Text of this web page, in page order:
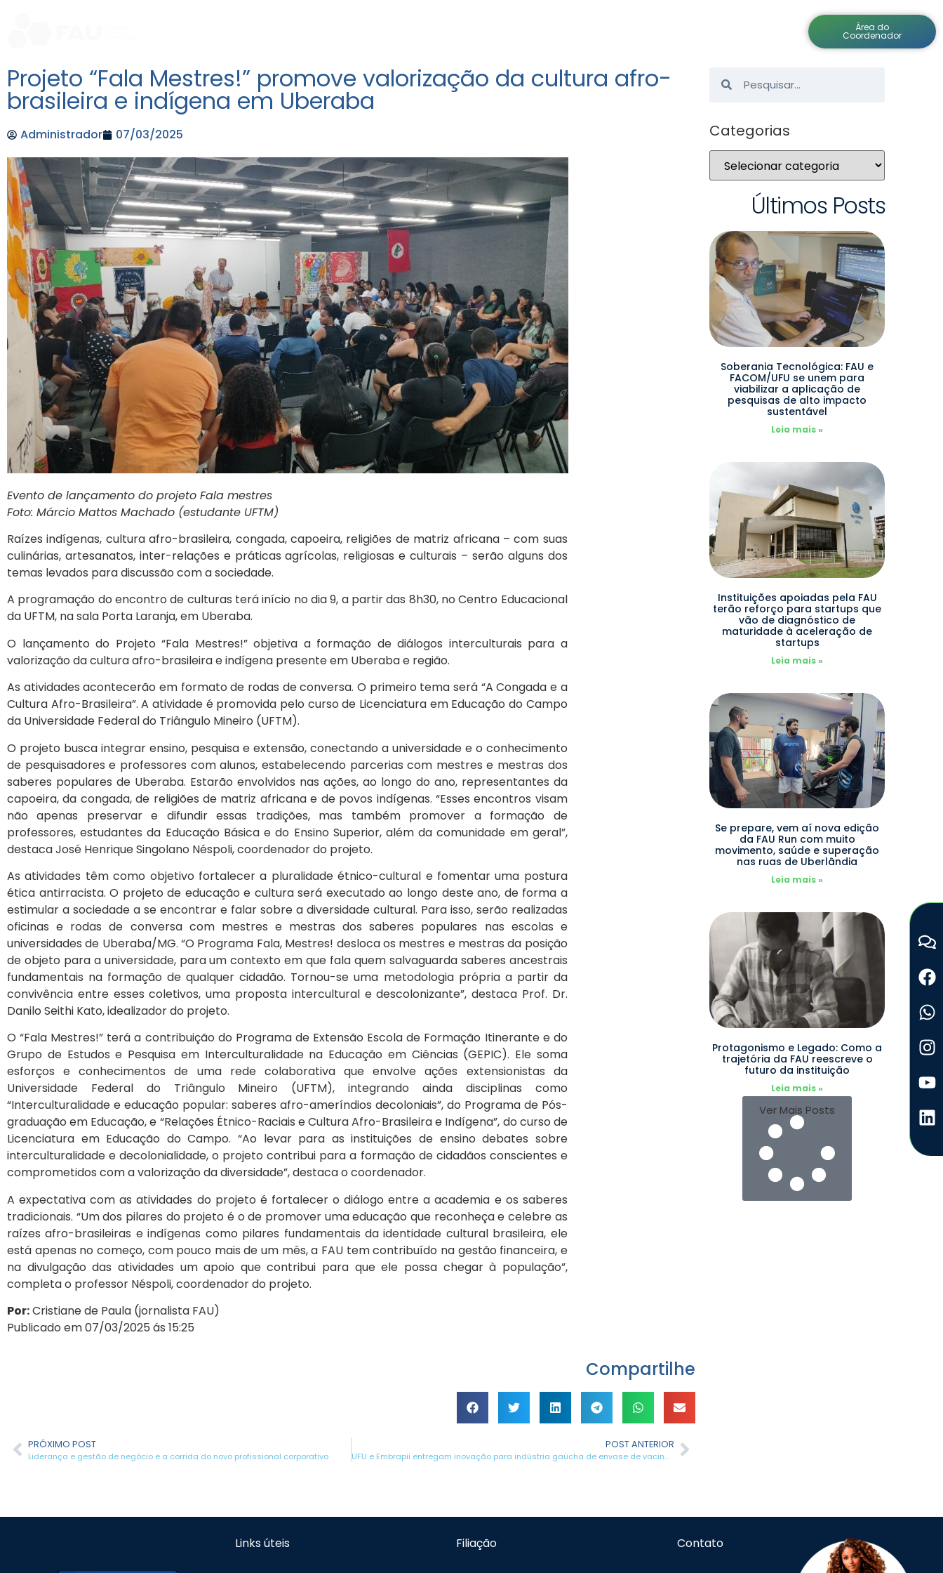
Área do
Coordenador
Projeto “Fala Mestres!” promove valorização da cultura afro-
brasileira e indígena em Uberaba
Administrador 07/03/2025
Evento de lançamento do projeto Fala mestres
Foto: Márcio Mattos Machado (estudante UFTM)
Raízes indígenas, cultura afro-brasileira, congada, capoeira, religiões de matriz africana – com suas
culinárias, artesanatos, inter-relações e práticas agrícolas, religiosas e culturais – serão alguns dos
temas levados para discussão com a sociedade.
A programação do encontro de culturas terá início no dia 9, a partir das 8h30, no Centro Educacional
da UFTM, na sala Porta Laranja, em Uberaba.
O lançamento do Projeto “Fala Mestres!” objetiva a formação de diálogos interculturais para a
valorização da cultura afro-brasileira e indígena presente em Uberaba e região.
As atividades acontecerão em formato de rodas de conversa. O primeiro tema será “A Congada e a
Cultura Afro-Brasileira”. A atividade é promovida pelo curso de Licenciatura em Educação do Campo
da Universidade Federal do Triângulo Mineiro (UFTM).
O projeto busca integrar ensino, pesquisa e extensão, conectando a universidade e o conhecimento
de pesquisadores e professores com alunos, estabelecendo parcerias com mestres e mestras dos
saberes populares de Uberaba. Estarão envolvidos nas ações, ao longo do ano, representantes da
capoeira, da congada, de religiões de matriz africana e de povos indígenas. “Esses encontros visam
não apenas preservar e difundir essas tradições, mas também promover a formação de
professores, estudantes da Educação Básica e do Ensino Superior, além da comunidade em geral”,
destaca José Henrique Singolano Néspoli, coordenador do projeto.
As atividades têm como objetivo fortalecer a pluralidade étnico-cultural e fomentar uma postura
ética antirracista. O projeto de educação e cultura será executado ao longo deste ano, de forma a
estimular a sociedade a se encontrar e falar sobre a diversidade cultural. Para isso, serão realizadas
oficinas e rodas de conversa com mestres e mestras dos saberes populares nas escolas e
universidades de Uberaba/MG. “O Programa Fala, Mestres! desloca os mestres e mestras da posição
de objeto para a universidade, para um contexto em que fala quem salvaguarda saberes ancestrais
fundamentais na formação de qualquer cidadão. Tornou-se uma metodologia própria a partir da
convivência entre esses coletivos, uma proposta intercultural e descolonizante”, destaca Prof. Dr.
Danilo Seithi Kato, idealizador do projeto.
O “Fala Mestres!” terá a contribuição do Programa de Extensão Escola de Formação Itinerante e do
Grupo de Estudos e Pesquisa em Interculturalidade na Educação em Ciências (GEPIC). Ele soma
esforços e conhecimentos de uma rede colaborativa que envolve ações extensionistas da
Universidade Federal do Triângulo Mineiro (UFTM), integrando ainda disciplinas como
“Interculturalidade e educação popular: saberes afro-ameríndios decoloniais”, do Programa de Pós-
graduação em Educação, e “Relações Étnico-Raciais e Cultura Afro-Brasileira e Indígena”, do curso de
Licenciatura em Educação do Campo. “Ao levar para as instituições de ensino debates sobre
interculturalidade e decolonialidade, o projeto contribui para a formação de cidadãos conscientes e
comprometidos com a valorização da diversidade”, destaca o coordenador.
A expectativa com as atividades do projeto é fortalecer o diálogo entre a academia e os saberes
tradicionais. “Um dos pilares do projeto é o de promover uma educação que reconheça e celebre as
raízes afro-brasileiras e indígenas como pilares fundamentais da identidade cultural brasileira, ele
está apenas no começo, com pouco mais de um mês, a FAU tem contribuído na gestão financeira, e
na divulgação das atividades um apoio que contribui para que ele possa chegar à população”,
completa o professor Néspoli, coordenador do projeto.
Por:Cristiane de Paula (jornalista FAU)
Publicado em 07/03/2025 ás 15:25
Compartilhe
PRÓXIMO POST
Liderança e gestão de negócio e a corrida do novo profissional corporativo
POST ANTERIOR
UFU e Embrapii entregam inovação para indústria gaúcha de envase de vacinas, substituindo importação
Categorias
Últimos Posts
Soberania Tecnológica: FAU e
FACOM/UFU se unem para
viabilizar a aplicação de
pesquisas de alto impacto
sustentável
Leia mais »
Instituições apoiadas pela FAU
terão reforço para startups que
vão de diagnóstico de
maturidade à aceleração de
startups
Leia mais »
Se prepare, vem aí nova edição
da FAU Run com muito
movimento, saúde e superação
nas ruas de Uberlândia
Leia mais »
Protagonismo e Legado: Como a
trajetória da FAU reescreve o
futuro da instituição
Leia mais »
Ver Mais Posts
Links úteis Filiação Contato